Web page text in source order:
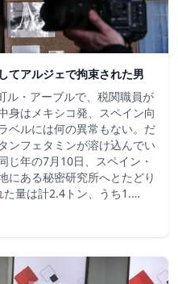
てアルジェで拘束された男
ル・アーブルで、税関職員が
身はメキシコ発、スペイン向
ベルには何の異常もない。だ
ンフェタミンが溶け込んでい
じ年の7月10日、スペイン・
にある秘密研究所へとたどり
量は計2.4トン、うち1.…